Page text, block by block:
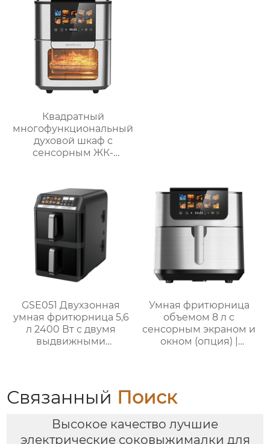
Квадратный
многофункциональный
духовой шкаф с
сенсорным ЖК-
GSE051 Двухзонная
умная фритюрница 5,6
л 2400 Вт с двумя
выдвижными
Умная фритюрница
объемом 8 л с
сенсорным экраном и
окном (опция) |
Связанный Поиск
Высокое качество лучшие
электрические соковыжималки для